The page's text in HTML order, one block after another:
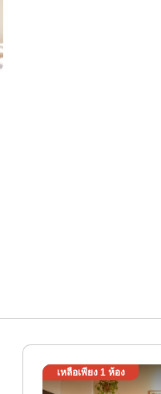
เหลือเพียง 1ห้อง